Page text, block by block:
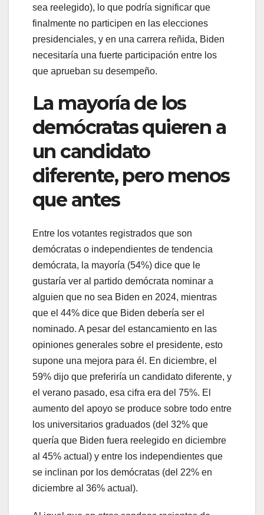
sea reelegido), lo que podría significar que
finalmente no participen en las elecciones
presidenciales, y en una carrera reñida, Biden
necesitaría una fuerte participación entre los
que aprueban su desempeño.
La mayoría de los
demócratas quieren a
un candidato
diferente, pero menos
que antes
Entre los votantes registrados que son
demócratas o independientes de tendencia
demócrata, la mayoría (54%) dice que le
gustaría ver al partido demócrata nominar a
alguien que no sea Biden en 2024, mientras
que el 44% dice que Biden debería ser el
nominado. A pesar del estancamiento en las
opiniones generales sobre el presidente, esto
supone una mejora para él. En diciembre, el
59% dijo que preferiría un candidato diferente, y
el verano pasado, esa cifra era del 75%. El
aumento del apoyo se produce sobre todo entre
los universitarios graduados (del 32% que
quería que Biden fuera reelegido en diciembre
al 45% actual) y entre los independientes que
se inclinan por los demócratas (del 22% en
diciembre al 36% actual).